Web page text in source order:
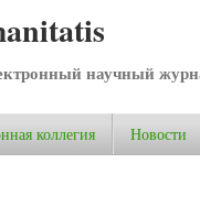
научный
коллегия Новости